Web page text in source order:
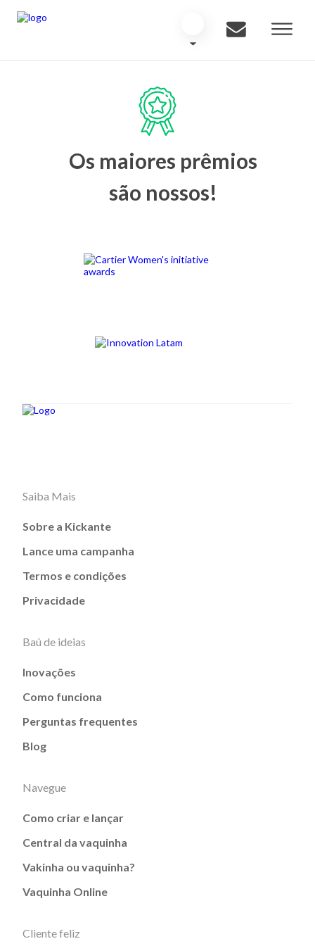
Os maiores prêmios
são nossos!
Saiba Mais
Sobre a Kickante
Lance uma campanha
Termos e condições
Privacidade
Baú de ideias
Inovações
Como funciona
Perguntas frequentes
Blog
Navegue
Como criar e lançar
Central da vaquinha
Vakinha ou vaquinha?
Vaquinha Online
Cliente feliz